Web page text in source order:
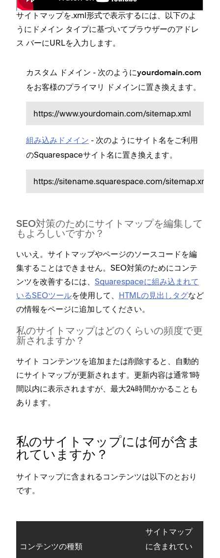
サイトマ⁠ップを⁠.xml形式で表示するには⁠、以下のよ
うにドメイン タイプに基づいてブラウザ⁠ーのアドレ
ス バ⁠ーにURLを入力します⁠。
カスタム ドメイン - 次のようにyourdomain⁠.com
をお客様のプライマリ ドメインに置き換えます⁠。
https⁠://www⁠.yourdomain⁠.com/sitemap⁠.xml
組み込みドメイン - 次のようにサイト名 をご利用
のSquarespaceサイト名に置き換えます⁠。
https⁠://sitename⁠.squarespace⁠.com/sitemap⁠.xml
SEO対策のためにサイトマ⁠ップを編集して
もよろしいですか⁠？
いいえ⁠。サイトマ⁠ップやペ⁠ージのソ⁠ースコ⁠ードを編
集することはできません⁠。SEO対策のためにコンテ
ンツを改善するには⁠、 Squarespaceに組み込まれて
いるSEOツ⁠ールを使用して⁠、 HTMLの見出しタグなど
の情報をペ⁠ージに追加してください⁠。
私のサイトマ⁠ップはどのくらいの頻度で更
新されますか⁠？
サイト コンテンツを追加または削除すると⁠、自動的
にサイトマ⁠ップが更新されます⁠。更新内容は通常1時
間以内に表示されますが⁠、最大24時間かかることも
あります⁠。
私のサイトマ⁠ップには何が含ま
れていますか⁠？
サイトマ⁠ップに含まれるコンテンツは以下のとおり
です⁠。
コンテンツの種類
サイトマ⁠ップ
に含まれてい